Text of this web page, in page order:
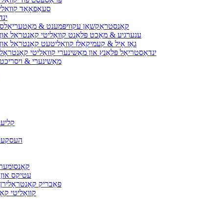
סעאַפאָאָד
קאַנסטראַקשאַן עקוויפּמענט & מאַטעריאַלס
ענערגיע & מאַכט פּלאַנט קוואַליטי קאָנטראָל
גאַז אָיל & קעמיקאַלז קוואַליטעט קאָנטראָל
ינדאַסטריאַל פּלאַנץ און מאַשינערי קוואַליטי
מאַשינערי &
עטיקס
פאַבריק
קוואַליטי